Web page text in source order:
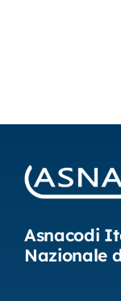
Asnacodi
Nazionale